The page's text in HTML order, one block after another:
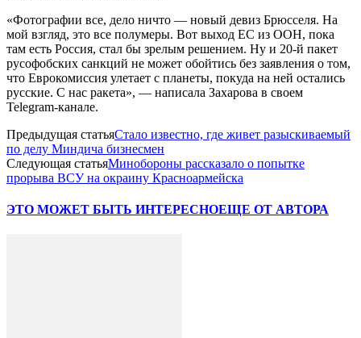
«Фотографии все, дело ничто — новый девиз Брюсселя. На
мой взгляд, это все полумеры. Вот выход ЕС из ООН, пока
там есть Россия, стал бы зрелым решением. Ну и 20-й пакет
русофобских санкций не может обойтись без заявления о том,
что Еврокомиссия улетает с планеты, покуда на ней остались
русские. С нас ракета», — написала Захарова в своем
Telegram-канале.
Предыдущая статьяСтало известно, где живет разыскиваемый
по делу Миндича бизнесмен
Следующая статьяМинобороны рассказало о попытке
прорыва ВСУ на окраину Красноармейска
ЭТО МОЖЕТ БЫТЬ ИНТЕРЕСНОЕЩЕ ОТ АВТОРА